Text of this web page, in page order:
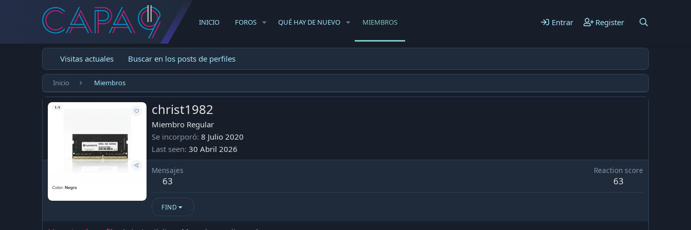
INICIO FOROS QUÉ HAY DE NUEVO MIEMBROS Entrar Register
Visitas actuales Buscar en los posts de perfiles
Inicio Miembros
christ1982
Miembro Regular
Se incorporó 8 Julio 2020
Last seen 30 Abril 2026
Mensajes
63
Reaction score
63
FIND